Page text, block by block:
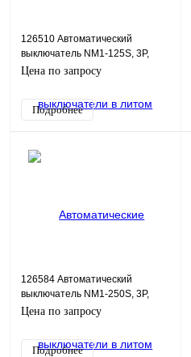
126510 Автоматический
выключатель NM1-125S, 3P,
80А, 25кА
Цена по запросу
Подробнее
126584 Автоматический
выключатель NM1-250S, 3P,
160А, 25кА
Цена по запросу
Подробнее